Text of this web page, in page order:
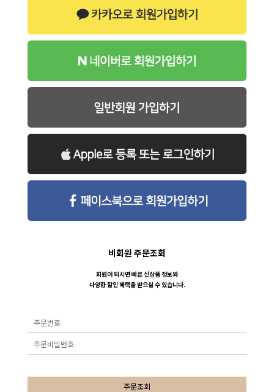
비회원 주문조회
회원이 되시면 빠른 신상품 정보와
다양한 할인 혜택을 받으실 수 있습니다.
주문조회